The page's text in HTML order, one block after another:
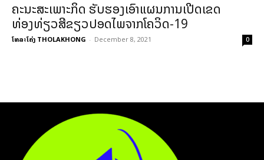
ຄະນະສະເພາະກິດ ຮັບຮອງເອົາແຜນການເປີດເຂດ
ທ່ອງທ່ຽວສີຂຽວປອດໄພຈາກໂຄວິດ-19
ໂທລະໂຄ່ງ THOLAKHONG - December 8, 2021 0